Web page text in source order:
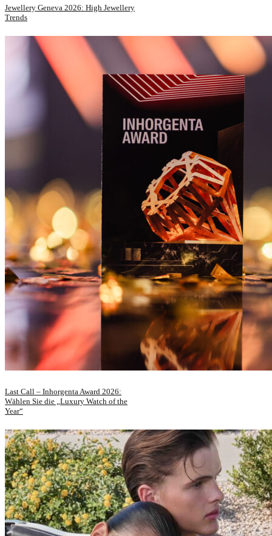
Jewellery Geneva 2026: High Jewellery
Trends
Last Call – Inhorgenta Award 2026:
Wählen Sie die „Luxury Watch of the
Year“